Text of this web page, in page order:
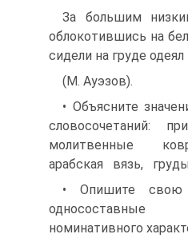
За большим
облокотившись на
сидели на груде
(М. Ауэзов).
• Объясните
словосочетаний:
молитвенные
арабская вязь,
• Опишите свою
номинативного